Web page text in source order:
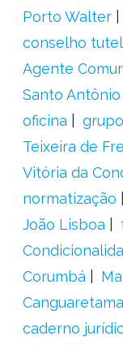
Porto Walter
conselho
Agente
Santo Antônio
oficina
Teixeira de
Vitória da
normatização
João Lisboa
Corumbá
Canguaretama
caderno